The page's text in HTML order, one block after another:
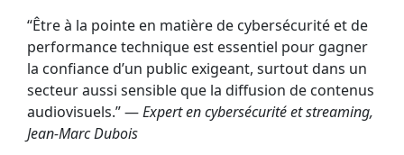
“Être à la pointe en matière de cybersécurité et de
performance technique est essentiel pour gagner
la confiance d’un public exigeant, surtout dans un
secteur aussi sensible que la diffusion de contenus
audiovisuels.” —Expert en cybersécurité et streaming,
Jean-Marc Dubois